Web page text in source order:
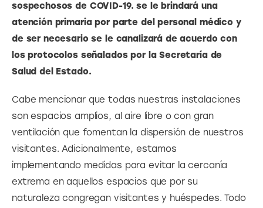
sospechosos de COVID-19. se le brindará una
atención primaria por parte del personal médico y
de ser necesario se le canalizará de acuerdo con
los protocolos señalados por la Secretaría de
Salud del Estado.
Cabe mencionar que todas nuestras instalaciones
son espacios amplios, al aire libre o con gran
ventilación que fomentan la dispersión de nuestros
visitantes. Adicionalmente, estamos
implementando medidas para evitar la cercanía
extrema en aquellos espacios que por su
naturaleza congregan visitantes y huéspedes. Todo